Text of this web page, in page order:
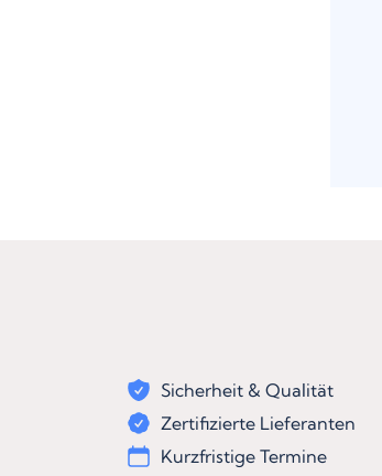
Sicherheit & Qualität
Zertifizierte Lieferanten
Kurzfristige Termine